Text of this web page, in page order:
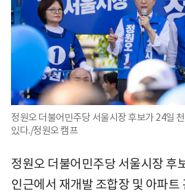
정원오 더불어민주당 서울시장 후보가 24일
있다./정원오 캠프
정원오 더불어민주당 서울시장 후
인근에서 재개발 조합장 및 아파트